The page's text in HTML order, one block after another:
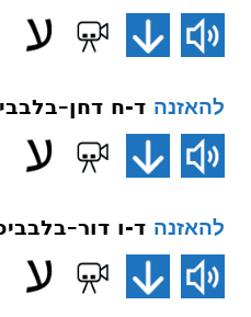
להאזנה ד-ח
להאזנה ד-ו